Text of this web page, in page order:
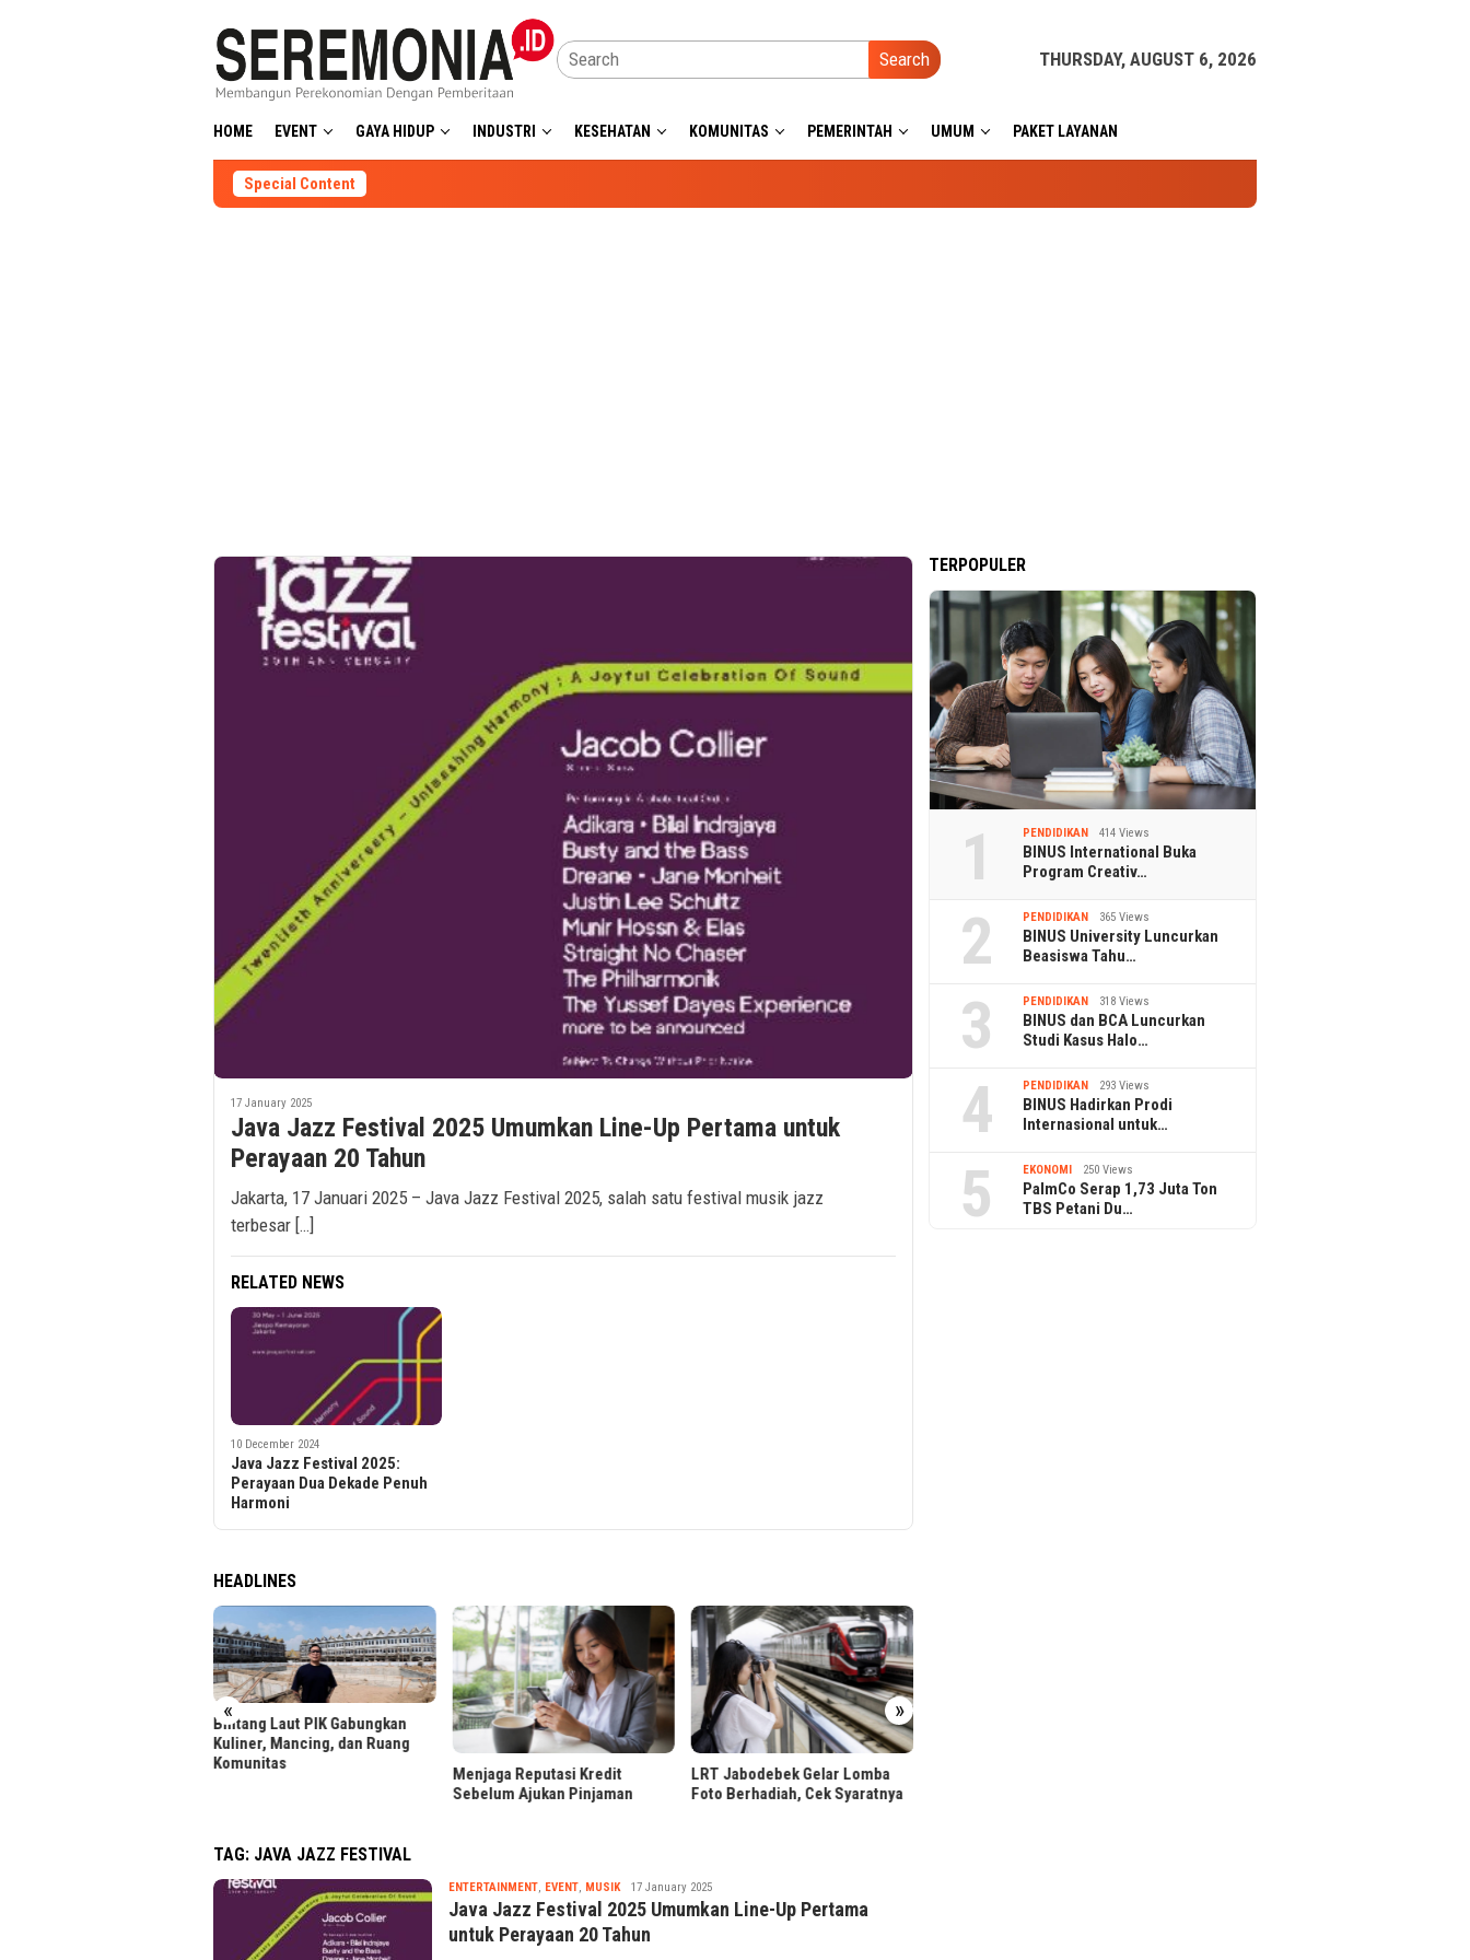
Search THURSDAY, AUGUST 6, 2026
HOME EVENT GAYA HIDUP INDUSTRI KESEHATAN KOMUNITAS PEMERINTAH UMUM PAKET LAYANAN
Special Content
17 January 2025
Java Jazz Festival 2025 Umumkan Line-Up Pertama untuk
Perayaan 20 Tahun
Jakarta, 17 Januari 2025 – Java Jazz Festival 2025, salah satu festival musik jazz
terbesar […]
RELATED NEWS
10 December 2024
Java Jazz Festival 2025:
Perayaan Dua Dekade Penuh
Harmoni
HEADLINES
« »
Bintang Laut PIK Gabungkan
Kuliner, Mancing, dan Ruang
Komunitas
Menjaga Reputasi Kredit
Sebelum Ajukan Pinjaman
LRT Jabodebek Gelar Lomba
Foto Berhadiah, Cek Syaratnya
TAG: JAVA JAZZ FESTIVAL
ENTERTAINMENT, EVENT, MUSIKTsaqif
Ridwan
17 January 2025
Java Jazz Festival 2025 Umumkan Line-Up Pertama
untuk Perayaan 20 Tahun
TERPOPULER
1 PENDIDIKAN 414 Views
BINUS International Buka
Program Creativ…
2 PENDIDIKAN 365 Views
BINUS University Luncurkan
Beasiswa Tahu…
3 PENDIDIKAN 318 Views
BINUS dan BCA Luncurkan
Studi Kasus Halo…
4 PENDIDIKAN 293 Views
BINUS Hadirkan Prodi
Internasional untuk…
5 EKONOMI 250 Views
PalmCo Serap 1,73 Juta Ton
TBS Petani Du…